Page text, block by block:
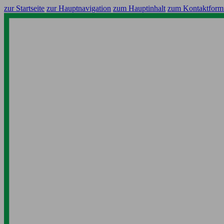
zur Startseite zur Hauptnavigation zum Hauptinhalt zum